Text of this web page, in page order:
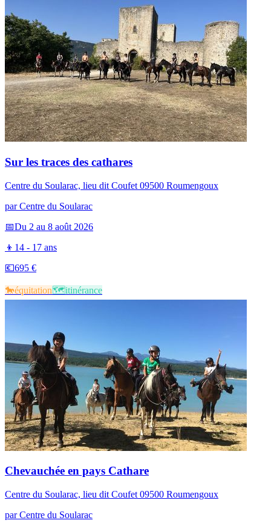
Sur les traces des cathares
Centre du Soularac, lieu dit Coufet 09500 Roumengoux
parCentre du Soularac
📅Du 2 au 8 août 2026
👦 14 - 17 ans
💶695 €
🐎​équitation🗺️​itinérance
Chevauchée en pays Cathare
Centre du Soularac, lieu dit Coufet 09500 Roumengoux
parCentre du Soularac